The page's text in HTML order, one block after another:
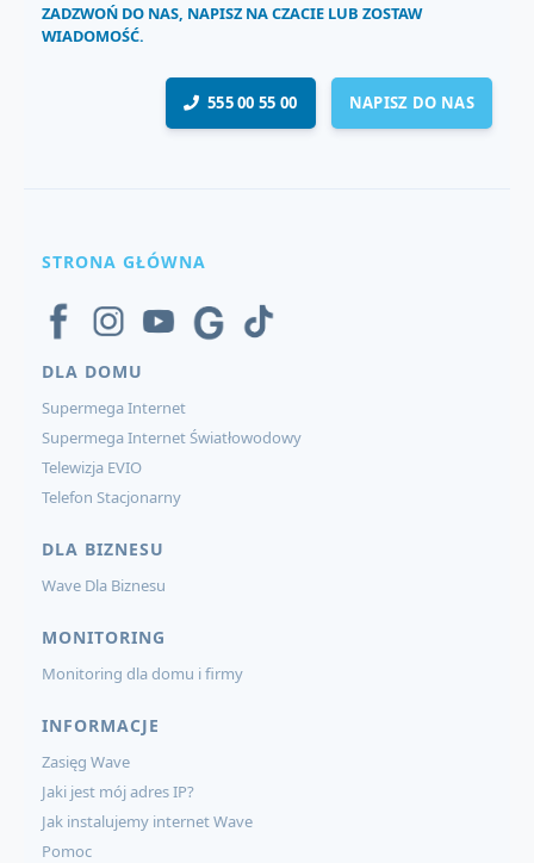
ZADZWOŃ DO NAS, NAPISZ NA CZACIE LUB ZOSTAW
WIADOMOŚĆ.
555 00 55 00 NAPISZ DO NAS
STRONA GŁÓWNA
DLA DOMU
Supermega Internet
Supermega Internet Światłowodowy
Telewizja EVIO
Telefon Stacjonarny
DLA BIZNESU
Wave Dla Biznesu
MONITORING
Monitoring dla domu i firmy
INFORMACJE
Zasięg Wave
Jaki jest mój adres IP?
Jak instalujemy internet Wave
Pomoc